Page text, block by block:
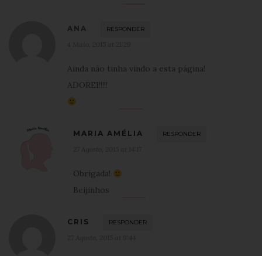
ANA RESPONDER
Ainda não tinha vindo a esta página!
ADOREI!!!!!
MARIA AMÉLIA RESPONDER
Obrigada!
Beijinhos
CRIS RESPONDER